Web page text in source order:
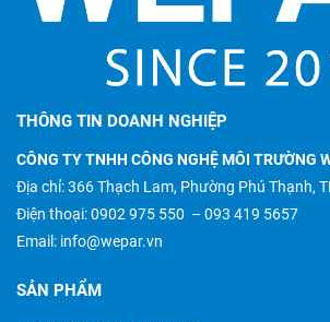
THÔNG TIN DOANH NGHIỆP
CÔNG TY TNHH CÔNG NGHỆ MÔI TRƯỜNG
Địa chỉ: 366 Thạch Lam, Phường Phú Thạnh,
Điện thoại:0902 975 550 – 093 419 5657
Email: info@wepar.vn
SẢN PHẨM